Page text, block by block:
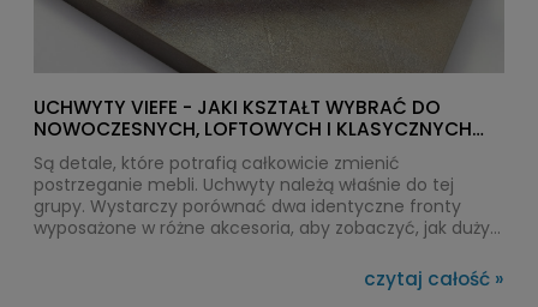
UCHWYTY VIEFE - JAKI KSZTAŁT WYBRAĆ DO
NOWOCZESNYCH, LOFTOWYCH I KLASYCZNYCH
WNĘTRZ?
Są detale, które potrafią całkowicie zmienić
postrzeganie mebli. Uchwyty należą właśnie do tej
grupy. Wystarczy porównać dwa identyczne fronty
wyposażone w różne akcesoria, aby zobaczyć, jak duży
W DAC-TER od lat obserwujemy, że coraz więcej
klientów świadomie szuka rozwiązań premium, a jedną z
czytaj całość »